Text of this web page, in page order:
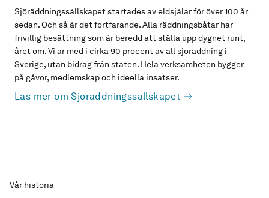
Sjöräddningssällskapet startades av eldsjälar för över 100 år
sedan. Och så är det fortfarande. Alla räddningsbåtar har
frivillig besättning som är beredd att ställa upp dygnet runt,
året om. Vi är med i cirka 90 procent av all sjöräddning i
Sverige, utan bidrag från staten. Hela verksamheten bygger
på gåvor, medlemskap och ideella insatser.
Läs mer om Sjöräddningssällskapet
Vår historia